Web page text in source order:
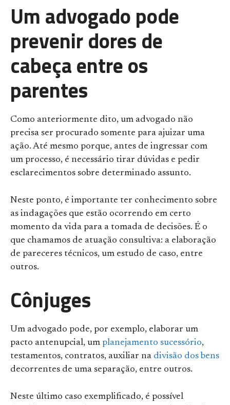
Um advogado pode
prevenir dores de
cabeça entre os
parentes
Como anteriormente dito, um advogado não
precisa ser procurado somente para ajuizar uma
ação. Até mesmo porque, antes de ingressar com
um processo, é necessário tirar dúvidas e pedir
esclarecimentos sobre determinado assunto.
Neste ponto, é importante ter conhecimento sobre
as indagações que estão ocorrendo em certo
momento da vida para a tomada de decisões. É o
que chamamos de atuação consultiva: a elaboração
de pareceres técnicos, um estudo de caso, entre
outros.
Cônjuges
Um advogado pode, por exemplo, elaborar um
pacto antenupcial, um planejamento sucessório,
testamentos, contratos, auxiliar na divisão dos bens
decorrentes de uma separação, entre outros.
Neste último caso exemplificado, é possível